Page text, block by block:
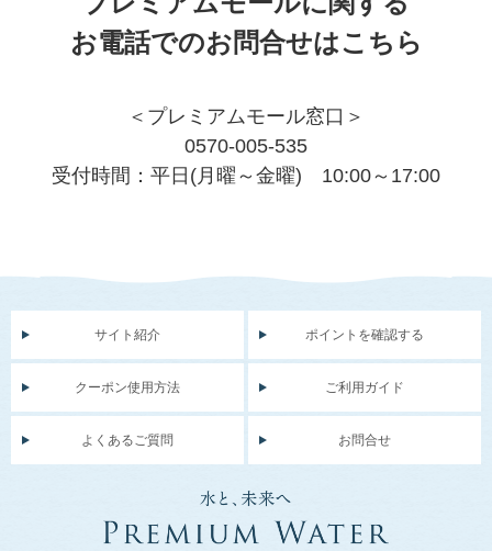
お電話でのお問合せはこちら
＜プレミアムモール窓口＞
0570-005-535
受付時間：平日(月曜～金曜) 10:00～17:00
サイト紹介 ポイントを確認する
クーポン使用方法 ご利用ガイド
よくあるご質問 お問合せ